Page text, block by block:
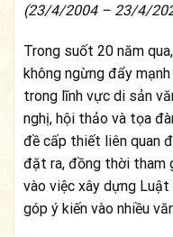
(23/4/2004 – 23/4/
Trong suốt 20 năm
không ngừng đẩy
trong lĩnh vực di sản
nghị, hội thảo và tọa
đề cấp thiết liên quan
đặt ra, đồng thời tham
vào việc xây dựng
góp ý kiến vào nhiều